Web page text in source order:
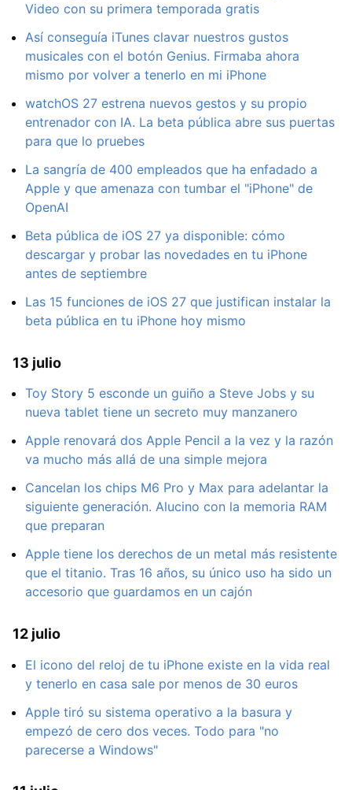
Video con su primera temporada gratis
Así conseguía iTunes clavar nuestros gustos
musicales con el botón Genius. Firmaba ahora
mismo por volver a tenerlo en mi iPhone
watchOS 27 estrena nuevos gestos y su propio
entrenador con IA. La beta pública abre sus puertas
para que lo pruebes
La sangría de 400 empleados que ha enfadado a
Apple y que amenaza con tumbar el "iPhone" de
OpenAI
Beta pública de iOS 27 ya disponible: cómo
descargar y probar las novedades en tu iPhone
antes de septiembre
Las 15 funciones de iOS 27 que justifican instalar la
beta pública en tu iPhone hoy mismo
13 julio
Toy Story 5 esconde un guiño a Steve Jobs y su
nueva tablet tiene un secreto muy manzanero
Apple renovará dos Apple Pencil a la vez y la razón
va mucho más allá de una simple mejora
Cancelan los chips M6 Pro y Max para adelantar la
siguiente generación. Alucino con la memoria RAM
que preparan
Apple tiene los derechos de un metal más resistente
que el titanio. Tras 16 años, su único uso ha sido un
accesorio que guardamos en un cajón
12 julio
El icono del reloj de tu iPhone existe en la vida real
y tenerlo en casa sale por menos de 30 euros
Apple tiró su sistema operativo a la basura y
empezó de cero dos veces. Todo para "no
parecerse a Windows"